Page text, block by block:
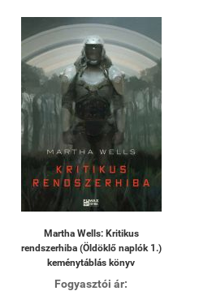
Martha Wells: Kritikus
rendszerhiba (Öldöklő naplók 1.)
keménytáblás könyv
Fogyasztói ár: